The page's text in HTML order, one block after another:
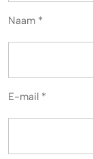
Naam *
E-mail *